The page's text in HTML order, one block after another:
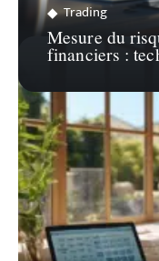
Trading
Mesure du
financiers :